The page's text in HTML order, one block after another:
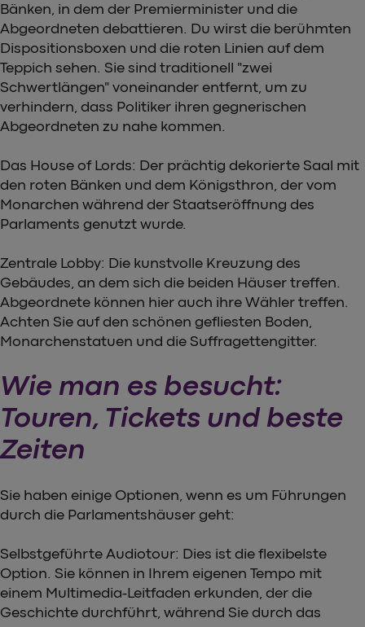
Bänken, in dem der Premierminister und die
Abgeordneten debattieren. Du wirst die berühmten
Dispositionsboxen und die roten Linien auf dem
Teppich sehen. Sie sind traditionell "zwei
Schwertlängen" voneinander entfernt, um zu
verhindern, dass Politiker ihren gegnerischen
Abgeordneten zu nahe kommen.
Das House of Lords: Der prächtig dekorierte Saal mit
den roten Bänken und dem Königsthron, der vom
Monarchen während der Staatseröffnung des
Parlaments genutzt wurde.
Zentrale Lobby: Die kunstvolle Kreuzung des
Gebäudes, an dem sich die beiden Häuser treffen.
Abgeordnete können hier auch ihre Wähler treffen.
Achten Sie auf den schönen gefliesten Boden,
Monarchenstatuen und die Suffragettengitter.
Wie man es besucht:
Touren, Tickets und beste
Zeiten
Sie haben einige Optionen, wenn es um Führungen
durch die Parlamentshäuser geht:
Selbstgeführte Audiotour: Dies ist die flexibelste
Option. Sie können in Ihrem eigenen Tempo mit
einem Multimedia-Leitfaden erkunden, der die
Geschichte durchführt, während Sie durch das